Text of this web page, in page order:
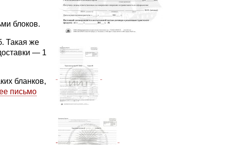
блоков.
Такая же
— 1
бланков,
письмо